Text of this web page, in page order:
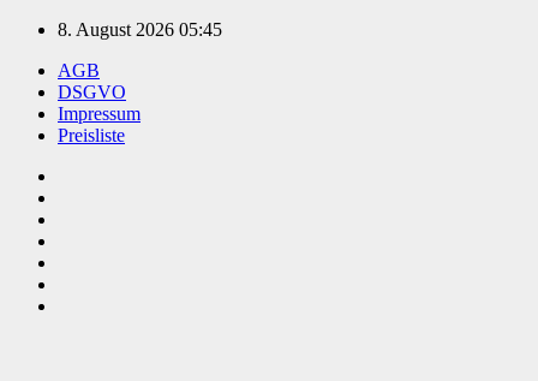
Zum
springen
8. August 2026 05:45
AGB
DSGVO
Impressum
Preisliste